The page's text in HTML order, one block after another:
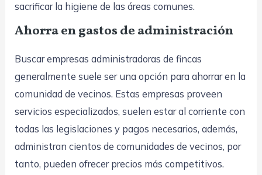
sacrificar la higiene de las áreas comunes.
Ahorra en gastos de administración
Buscar empresas administradoras de fincas
generalmente suele ser una opción para ahorrar en la
comunidad de vecinos. Estas empresas proveen
servicios especializados, suelen estar al corriente con
todas las legislaciones y pagos necesarios, además,
administran cientos de comunidades de vecinos, por
tanto, pueden ofrecer precios más competitivos.